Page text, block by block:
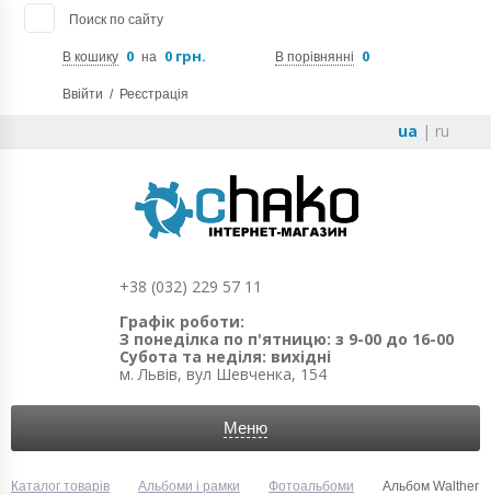
Поиск по сайту
В кошику 0 на 0 грн. В порівнянні 0
Ввійти / Реєстрація
ua | ru
+38 (032) 229 57 11
Графік роботи:
З понеділка по п'ятницю: з 9-00 до 16-00
Субота та неділя: вихідні
м. Львів, вул Шевченка, 154
Меню
Каталог товарів Альбоми і рамки Фотоальбоми
Альбом Walther